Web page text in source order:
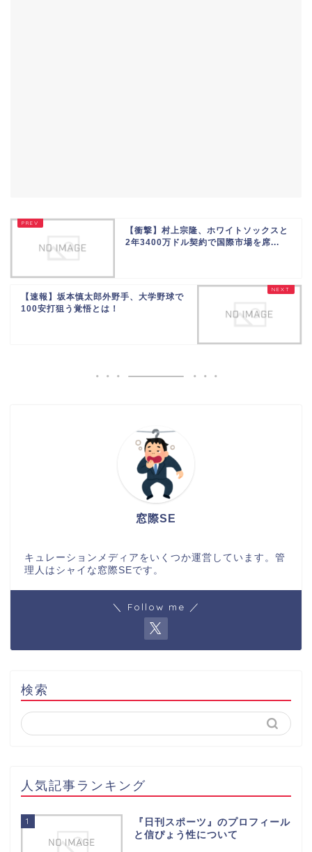
【衝撃】村上宗隆、ホワイトソックスと
2年3400万ドル契約で国際市場を席...
【速報】坂本慎太郎外野手、大学野球で
100安打狙う覚悟とは！
窓際SE
キュレーションメディアをいくつか運営しています。管
理人はシャイな窓際SEです。
＼ Follow me ／
検索
人気記事ランキング
1
『日刊スポーツ』のプロフィール
と信ぴょう性について